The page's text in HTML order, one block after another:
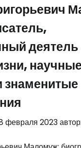
научные
знаменитые
февраля 2023автор: